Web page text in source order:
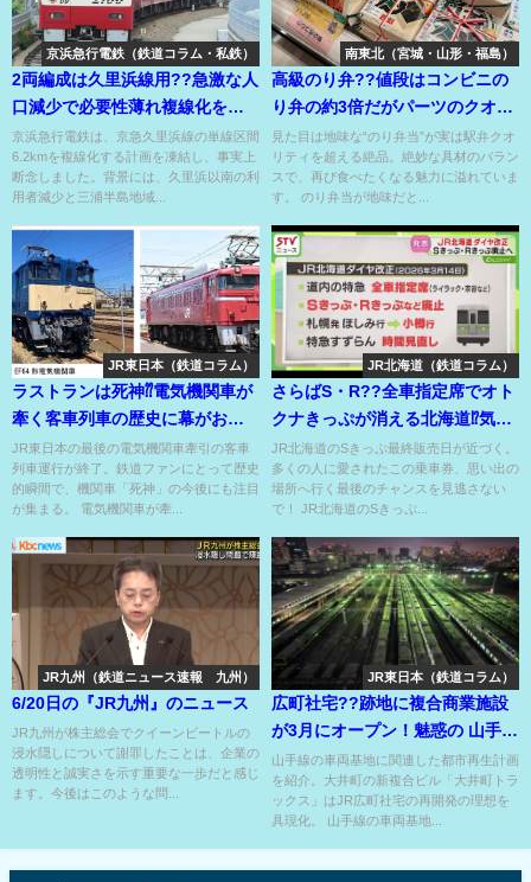
京浜急行電鉄（鉄道コラム・私鉄）
2両編成は久里浜線用??急激な人
口減少で必要性薄れ複線化を凍
結した京急久里浜線??
京浜急行電鉄は、京急久里浜線の単線区間
6.2kmを複線化する計画を凍結し、事実上
断念しました。背景には、久里浜以南の利
用者減少と三浦半島地域...
南東北（宮城・山形・福島）
高級のり弁??値段はコンビニの
り弁の約3倍だがパーツのクオリ
ティが高いのり弁??
見た目は地味な“のり弁当”が実は駅弁クオ
リティを超える絶品。絶妙な具材のバラン
スで、再び食べたくなる魅力に溢れていま
す。 のり弁当が地味だと...
JR東日本（鉄道コラム）
ラストランは死神⁇電気機関車が
牽く客車列車の歴史に幕がおり
た！
JR東日本の最後の電気機関車牽引の客車
列車運行が終了。鉄道ファンにとって歴史
的瞬間で、機関車「死神」の今後にも注目
が集まる。 電気機関車が牽...
JR北海道（鉄道コラム）
さらばS・R??全車指定席でオト
クナきっぷが消える北海道⁉気重
で面倒なえきねっと購入へ⁉
JR北海道のSきっぷ最終販売日が近づく。
多くの人に愛されたこの乗車券、思い出の
場所へ行く最後のチャンスを見逃さない
で！ JR北海道のSきっぷ...
JR九州（鉄道ニュース速報 九州）
6/20日の『JR九州』のニュース
JR九州が株主総会でクイーンビートルの
浸水隠しについて謝罪したことは、企業の
透明性と誠実さを示す重要な一歩だと感じ
ます。今後はこのような問...
JR東日本（鉄道コラム）
広町社宅??跡地に複合商業施設
が3月にオープン！魅惑の 山手線
の車両基地がある街に⁉
山手線の車両基地に関連した都市再生計画
を紹介。大井町の新複合ビル「大井町トラ
ックス」はJR広町社宅の再開発の理想を
具現化。 山手線の車両基地...